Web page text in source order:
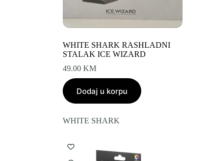
WHITE SHARK RASHLADNI
STALAK ICE WIZARD
49.00KM
Dodaj u korpu
WHITE SHARK